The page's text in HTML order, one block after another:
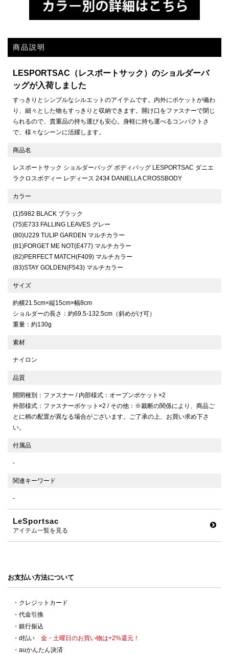
商品説明
LESPORTSAC（レスポートサック）のショルダーバ
ッグが入荷しました
すっきりとシンプルなシルエットのアイテムです。内外にポケットが備わ
り、細々とした物もすっきりと収納できます。開け口をファスナーで閉じ
られるので、貴重品の持ち運びも安心。身軽に持ち運べるコンパクトさ
で、様々なシーンに活躍します。
商品名
レスポートサック ショルダーバッグ ボディバッグ LESPORTSAC ダニエ
ラクロスボディー レディース 2434 DANIELLA CROSSBODY
カラー
(1)5982 BLACK ブラック
(75)E733 FALLING LEAVES グレー
(80)U229 TULIP GARDEN マルチカラー
(81)FORGET ME NOT(E477) マルチカラー
(82)PERFECT MATCH(F409) マルチカラー
(83)STAY GOLDEN(F543) マルチカラー
サイズ
約横21.5cm×縦15cm×幅8cm
ショルダーの長さ：約69.5-132.5cm（斜めがけ可）
重量：約130g
素材
ナイロン
品質
開閉種別：ファスナー / 内部様式：オープンポケット×2
外部様式：ファスナーポケット×2 / その他：※裁断の関係により、商品ご
とに柄の配置が異なる場合がございます。ご了承の上、お買い求め下さ
い。
付属品
-
関連キーワード
-
LeSportsac
アイテム一覧を見る
お支払い方法について
・クレジットカード
・代金引換
・銀行振込
・d払い 金・土曜日のお買い物は+2%還元！
・auかんたん決済